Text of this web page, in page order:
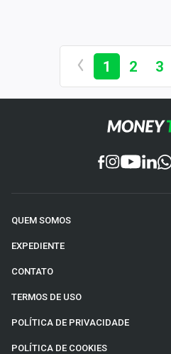
1 2 3
QUEM SOMOS
EXPEDIENTE
CONTATO
TERMOS DE USO
POLÍTICA DE PRIVACIDADE
POLÍTICA DE COOKIES